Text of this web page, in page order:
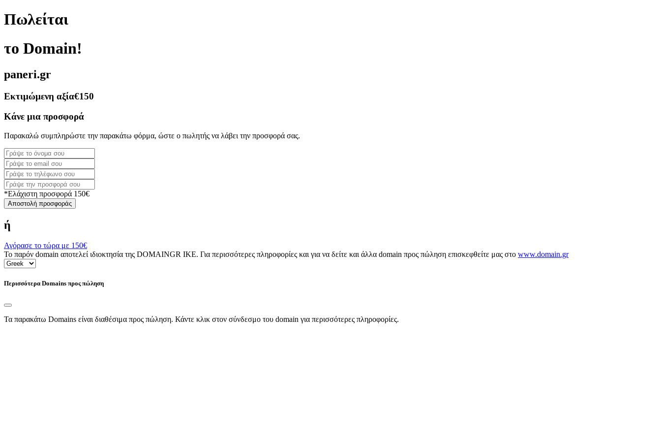
Πωλείται
το Domain!
paneri.gr
Εκτιμώμενη αξία€150
Κάνε μια προσφορά
Παρακαλώ συμπληρώστε την παρακάτω φόρμα, ώστε ο πωλητής να λάβει την προσφορά σας.
*Ελάχιστη προσφορά 150€
Αποστολή προσφοράς
ή
Αγόρασε το τώρα με 150€
Το παρόν domain αποτελεί ιδιοκτησία της DOMAINGR ΙΚΕ. Για περισσότερες πληροφορίες και για να δείτε και άλλα domain προς πώληση επισκεφθείτε μας στο www.domain.gr
Περισσότερα Domains προς πώληση
Τα παρακάτω Domains είναι διαθέσιμα προς πώληση. Κάντε κλικ στον σύνδεσμο του domain για περισσότερες πληροφορίες.